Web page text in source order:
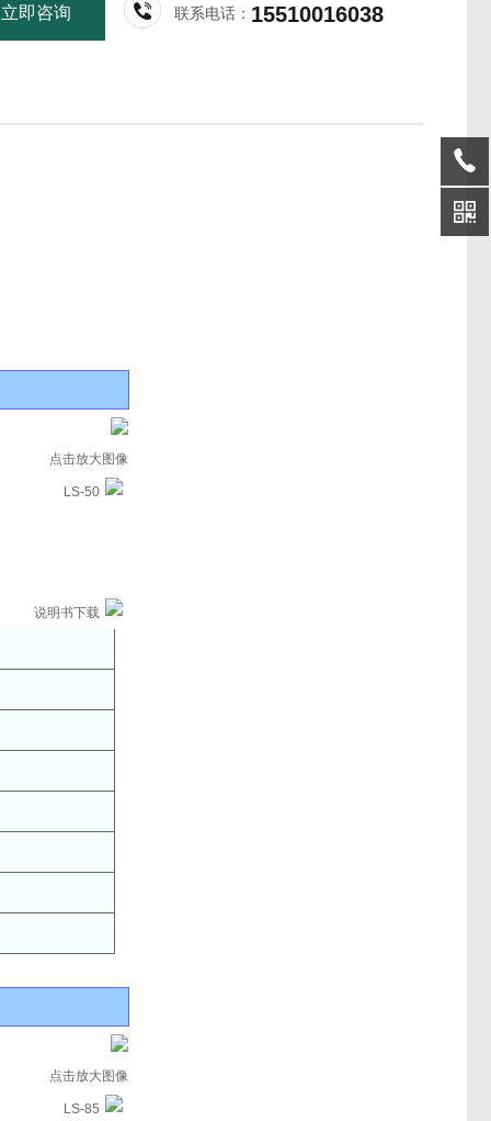
立即咨询 联系电话： 15510016038
点击放大图像
LS-50
说明书下载
点击放大图像
LS-85